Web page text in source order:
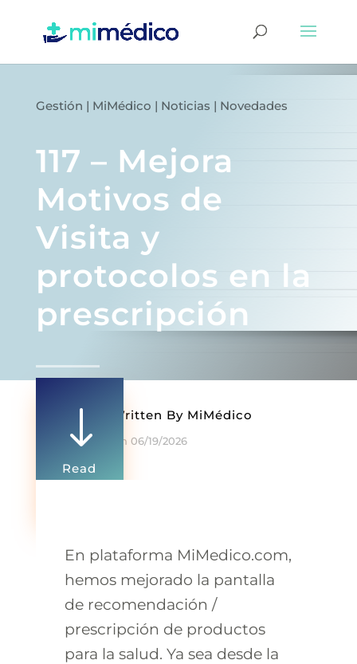
Gestión | MiMédico | Noticias | Novedades
117 – Mejora
Motivos de
Visita y
protocolos en la
prescripción
Written By MiMédico
On 06/19/2026
"
Read
more
En plataforma MiMedico.com,
hemos mejorado la pantalla
de recomendación /
prescripción de productos
para la salud. Ya sea desde la